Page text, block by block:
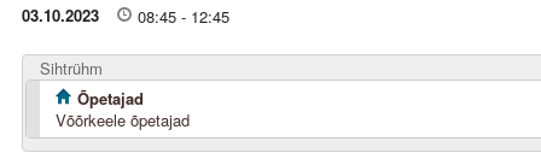
03.10.2023 08:45 - 12:45
Sihtrühm
Õpetajad
Võõrkeele õpetajad